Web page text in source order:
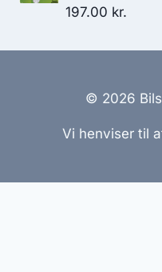
197.00 kr.
© 2026
Vi henviser til